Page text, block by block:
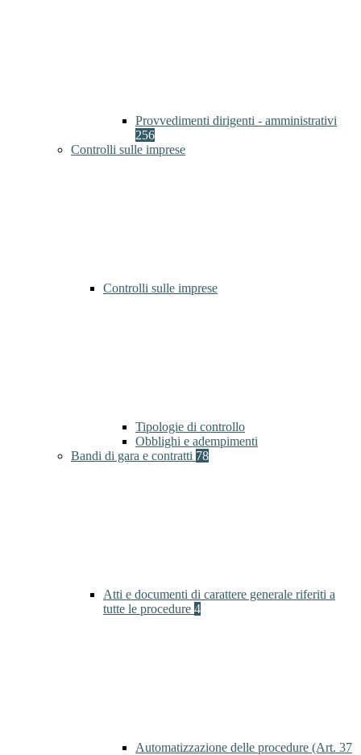
Provvedimenti dirigenti - amministrativi
256
Controlli sulle imprese
Controlli sulle imprese
Tipologie di controllo
Obblighi e adempimenti
Bandi di gara e contratti 78
Atti e documenti di carattere generale riferiti a
tutte le procedure 4
Automatizzazione delle procedure (Art. 37